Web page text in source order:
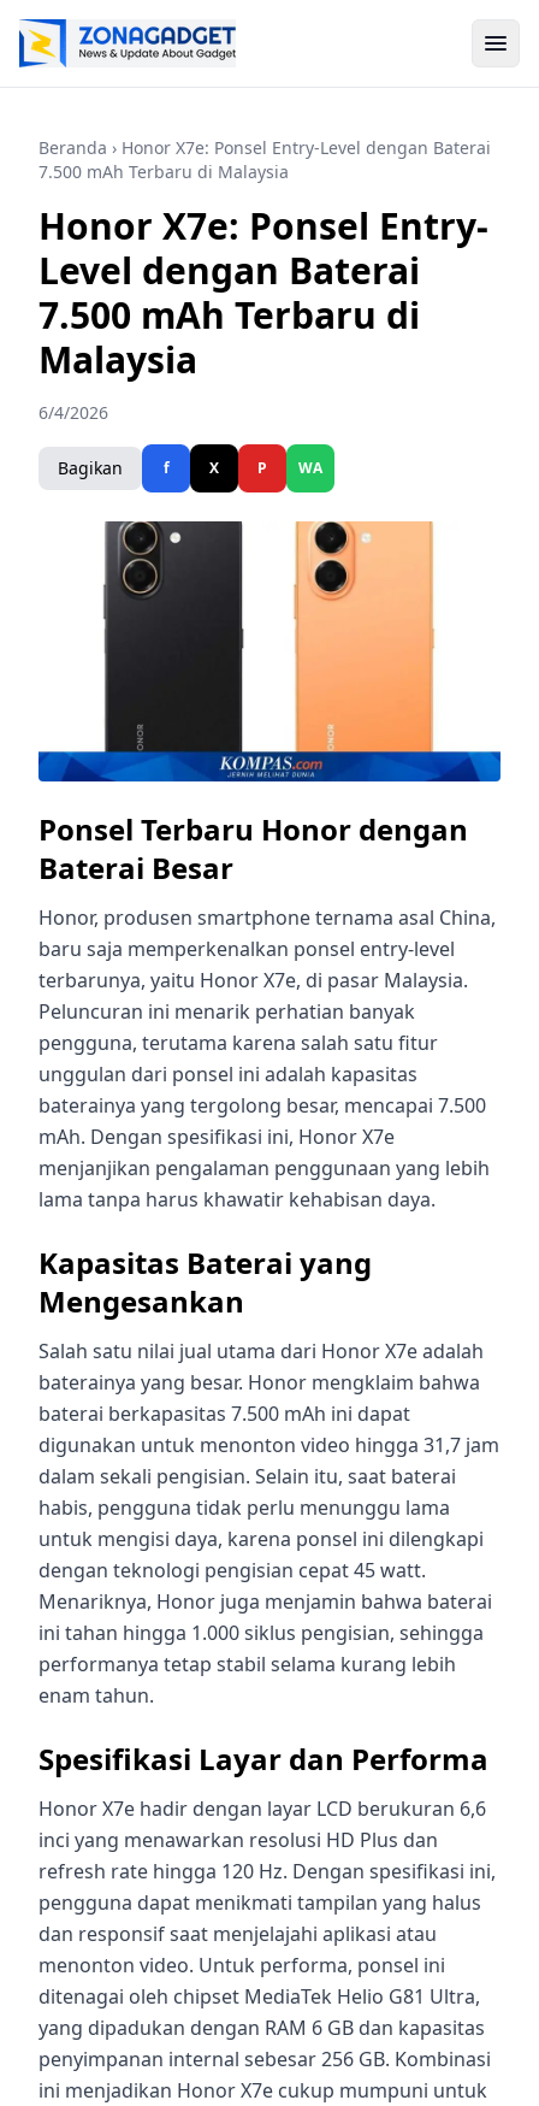
Beranda › Honor X7e: Ponsel Entry-Level dengan Baterai
7.500 mAh Terbaru di Malaysia
Honor X7e: Ponsel Entry-
Level dengan Baterai
7.500 mAh Terbaru di
Malaysia
6/4/2026
Bagikan f X P WA
Ponsel Terbaru Honor dengan
Baterai Besar
Honor, produsen smartphone ternama asal China,
baru saja memperkenalkan ponsel entry-level
terbarunya, yaitu Honor X7e, di pasar Malaysia.
Peluncuran ini menarik perhatian banyak
pengguna, terutama karena salah satu fitur
unggulan dari ponsel ini adalah kapasitas
baterainya yang tergolong besar, mencapai 7.500
mAh. Dengan spesifikasi ini, Honor X7e
menjanjikan pengalaman penggunaan yang lebih
lama tanpa harus khawatir kehabisan daya.
Kapasitas Baterai yang
Mengesankan
Salah satu nilai jual utama dari Honor X7e adalah
baterainya yang besar. Honor mengklaim bahwa
baterai berkapasitas 7.500 mAh ini dapat
digunakan untuk menonton video hingga 31,7 jam
dalam sekali pengisian. Selain itu, saat baterai
habis, pengguna tidak perlu menunggu lama
untuk mengisi daya, karena ponsel ini dilengkapi
dengan teknologi pengisian cepat 45 watt.
Menariknya, Honor juga menjamin bahwa baterai
ini tahan hingga 1.000 siklus pengisian, sehingga
performanya tetap stabil selama kurang lebih
enam tahun.
Spesifikasi Layar dan Performa
Honor X7e hadir dengan layar LCD berukuran 6,6
inci yang menawarkan resolusi HD Plus dan
refresh rate hingga 120 Hz. Dengan spesifikasi ini,
pengguna dapat menikmati tampilan yang halus
dan responsif saat menjelajahi aplikasi atau
menonton video. Untuk performa, ponsel ini
ditenagai oleh chipset MediaTek Helio G81 Ultra,
yang dipadukan dengan RAM 6 GB dan kapasitas
penyimpanan internal sebesar 256 GB. Kombinasi
ini menjadikan Honor X7e cukup mumpuni untuk